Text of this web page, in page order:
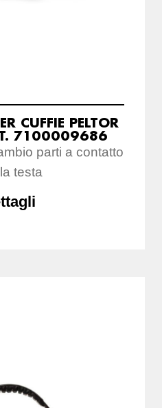
CUFFIE PELTOR
7100009686
parti a contatto
testa